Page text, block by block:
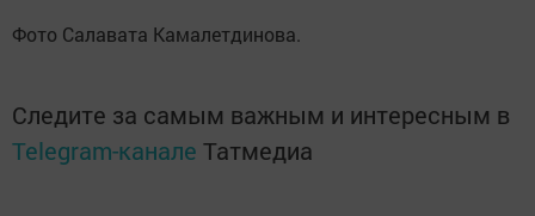
Фото Салавата Камалетдинова.
Следите за самым важным и интересным в
Telegram-канале Татмедиа